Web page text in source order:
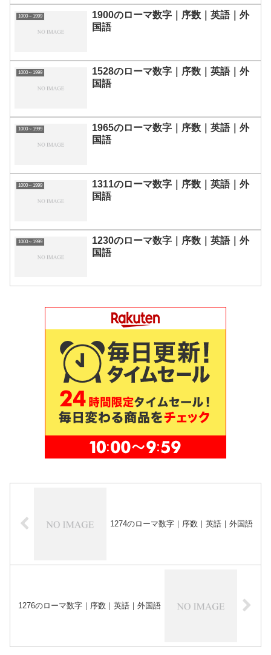
1000～1999
1900のローマ数字｜序数｜英語｜外
国語
1000～1999
1528のローマ数字｜序数｜英語｜外
国語
1000～1999
1965のローマ数字｜序数｜英語｜外
国語
1000～1999
1311のローマ数字｜序数｜英語｜外
国語
1000～1999
1230のローマ数字｜序数｜英語｜外
国語
1274のローマ数字｜序数｜英語｜外国語
1276のローマ数字｜序数｜英語｜外国語